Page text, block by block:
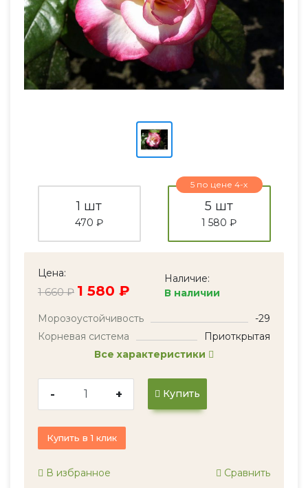
1 шт
470 ₽
5 по цене 4-х
5 шт
1 580 ₽
Цена:
1 660 ₽ 1 580 ₽
Наличие:
В наличии
Морозоустойчивость
-29
Корневая система
Приоткрытая
Все характеристики
- + Купить
Купить в 1 клик
В избранное Сравнить